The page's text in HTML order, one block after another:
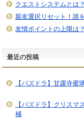
クエストシステムとは？
親友選択リセット！誰
友情ポイントの上限は？
最近の投稿
【パズドラ】甘露寺蜜
【パズドラ】クリス
補